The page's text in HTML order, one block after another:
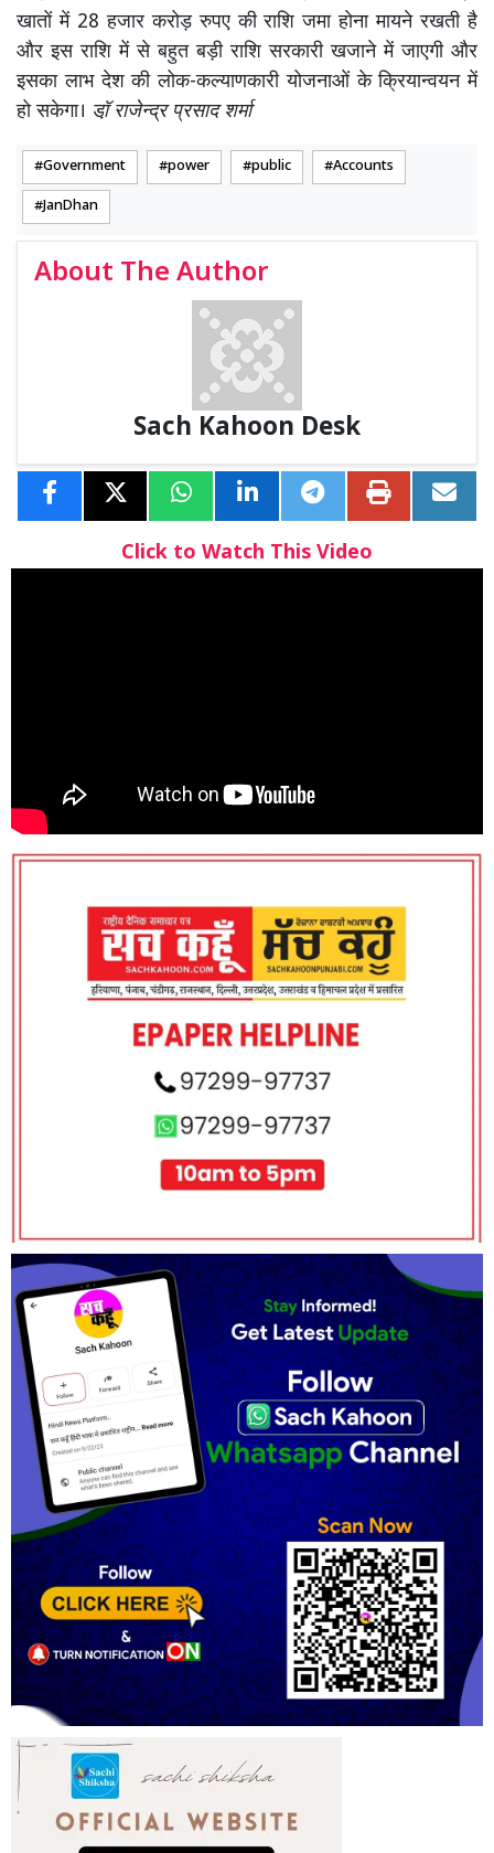
खातों में 28 हजार करोड़ रुपए की राशि जमा होना मायने रखती है
और इस राशि में से बहुत बड़ी राशि सरकारी खजाने में जाएगी और
इसका लाभ देश की लोक-कल्याणकारी योजनाओं के क्रियान्वयन में
हो सकेगा। डॉ़ राजेन्द्र प्रसाद शर्मा
Government power public Accounts
JanDhan
About The Author
Sach Kahoon Desk
Click to Watch This Video